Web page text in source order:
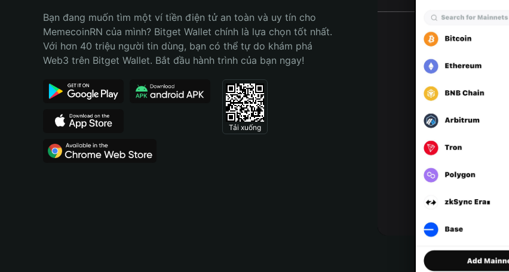
Bahasa Indonesia
Português (Brasil)
Bạn đang muốn tìm một ví tiền điện tử an toàn và uy tín cho
MemecoinRN của mình? Bitget Wallet chính là lựa chọn tốt nhất.
Với hơn 40 triệu người tin dùng, bạn có thể tự do khám phá
Web3 trên Bitget Wallet. Bắt đầu hành trình của bạn ngay!
Tải xuống